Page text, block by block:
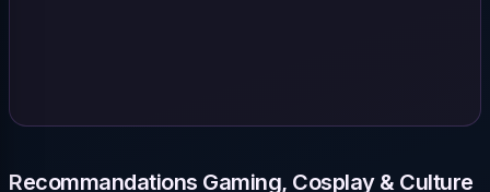
Recommandations Gaming, Cosplay & Culture